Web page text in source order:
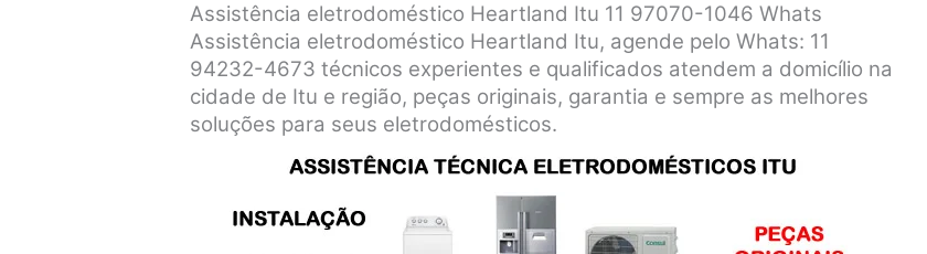
Assistência eletrodoméstico Heartland Itu 11 97070-1046 Whats
Assistência eletrodoméstico Heartland Itu, agende pelo Whats: 11
94232-4673 técnicos experientes e qualificados atendem a domicílio na
cidade de Itu e região, peças originais, garantia e sempre as melhores
soluções para seus eletrodomésticos.